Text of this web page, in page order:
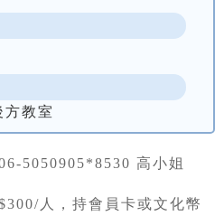
方教室
5050905*8530 高小姐
人，持會員卡或文化幣